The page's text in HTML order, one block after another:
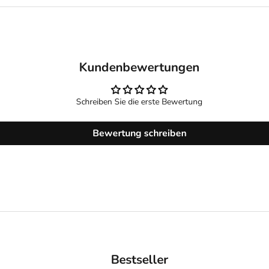
Kundenbewertungen
Schreiben Sie die erste Bewertung
Bewertung schreiben
Bestseller